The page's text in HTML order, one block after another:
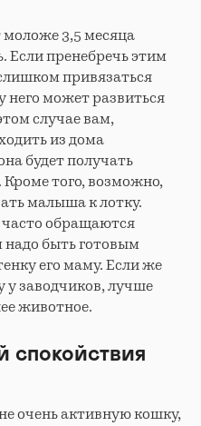
3,5 месяца
Если пренебречь этим
привязаться
него может развиться
случае вам,
из дома
будет получать
Кроме того, возможно,
малыша к лотку.
часто обращаются
быть готовым
его маму. Если же
у заводчиков, лучше
животное.
спокойствия
очень активную кошку,